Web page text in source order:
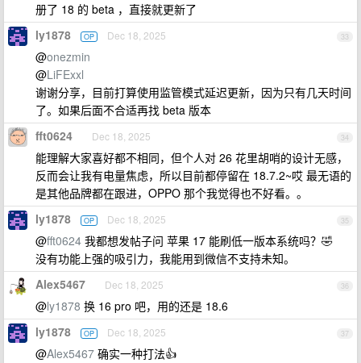
册了 18 的 beta ，直接就更新了
33
ly1878 OP Dec 18, 2025
@onezmin
@LiFExxl
谢谢分享，目前打算使用监管模式延迟更新，因为只有几天时间
了。如果后面不合适再找 beta 版本
34
fft0624 Dec 18, 2025
能理解大家喜好都不相同，但个人对 26 花里胡哨的设计无感，
反而会让我有电量焦虑，所以目前都停留在 18.7.2~哎 最无语的
是其他品牌都在跟进，OPPO 那个我觉得也不好看。。
35
ly1878 OP Dec 18, 2025
@fft0624 我都想发帖子问 苹果 17 能刷低一版本系统吗？🤣
没有功能上强的吸引力，我能用到微信不支持未知。
36
Alex5467 Dec 18, 2025
@ly1878 换 16 pro 吧，用的还是 18.6
37
ly1878 OP Dec 18, 2025
@Alex5467 确实一种打法👍